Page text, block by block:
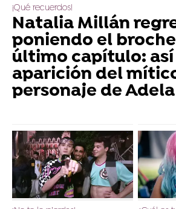
¡Qué recuerdos!
Natalia Millán
poniendo el
último capítulo:
aparición del
personaje de Adela